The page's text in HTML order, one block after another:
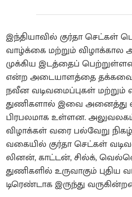
இந்தியாவில் குர்தா
வாழ்க்கை மற்றும் விழாக்கால
முக்கிய இடத்தைப்
என்ற அடையாளத்தை
நவீன வடிவமைப்புகள் மற்றும்
துணிகளால் இவை அனைத்து
பிரபலமாக உள்ளன.
விழாக்கள் வரை பல்வேறு
வகையில் குர்தா செட்கள்
லினன், காட்டன், சில்க்,
துணிகளில் உருவாகும்
டிரெண்டாக இருந்து